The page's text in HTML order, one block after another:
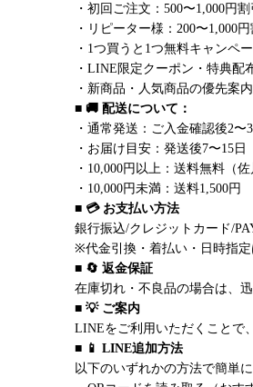
・初回ご注文：500〜1,000円割
・リピーター様：200〜1,000円
・1つ買うと1つ無料キャンペ
・LINE限定クーポン・特典配
・新商品・人気商品の優先案内
■ 🚚 配送について：
・通常発送：ご入金確認後2〜
・お届け目安：発送後7〜15日
・10,000円以上：送料無料（
・10,000円未満：送料1,500円
■ 💳 お支払い方法
銀行振込/クレジットカード/
※代金引換・着払い・日時指定
■ 🔄 返金保証
在庫切れ・不良品の場合は、
■ 💡 ご案内
LINEをご利用いただくことで
■ 📱 LINE追加方法
以下のいずれかの方法で簡単